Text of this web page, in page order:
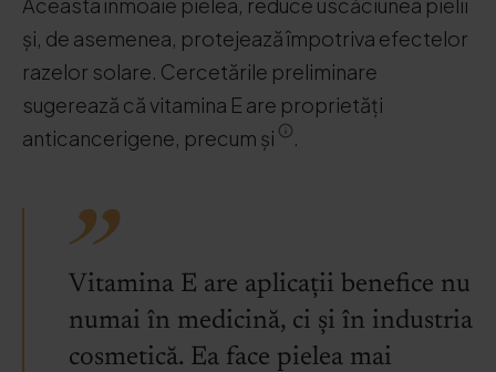
și, de asemenea, protejează împotriva efectelor
razelor solare. Cercetările preliminare
sugerează că vitamina E are proprietăți
anticancerigene, precum și
.
Vitamina E are aplicații benefice nu
numai în medicină, ci și în industria
cosmetică. Ea face pielea mai